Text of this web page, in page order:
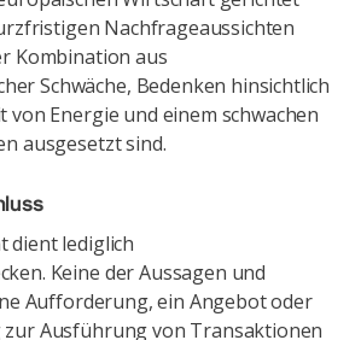
Nachfrageaussichten
Kombination aus
Schwäche, Bedenken hinsichtlich
von Energie und einem schwachen
ausgesetzt sind.
dient lediglich
Keine der Aussagen und
Aufforderung, ein Angebot oder
zur Ausführung von Transaktionen